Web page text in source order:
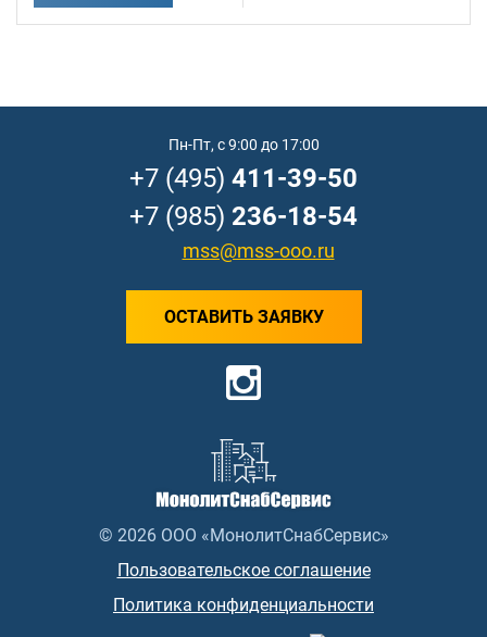
© 2026 ООО «МонолитСнабСервис»
Пользовательское соглашение
Политика конфиденциальности
Пн-Пт, с 9:00 до 17:00
+7 (495) 411-39-50
+7 (985) 236-18-54
mss@mss-ooo.ru
ОСТАВИТЬ ЗАЯВКУ